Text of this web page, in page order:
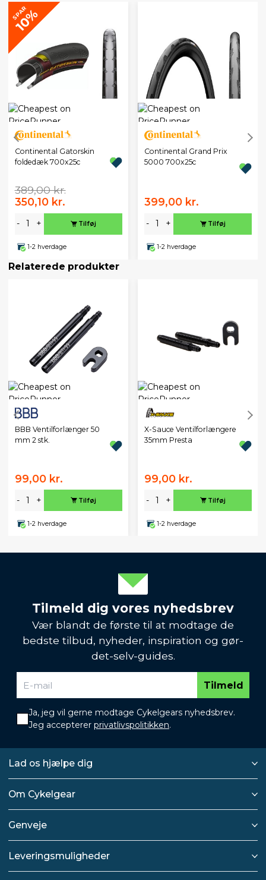
SPAR
10%
Continental Gatorskin
foldedæk 700x25c
389,00 kr.
350,10 kr.
- + Tilføj
1-2 hverdage
Continental Grand Prix
5000 700x25c
399,00 kr.
- + Tilføj
1-2 hverdage
Relaterede produkter
BBB Ventilforlænger 50
mm 2 stk.
99,00 kr.
- + Tilføj
1-2 hverdage
X-Sauce Ventilforlængere
35mm Presta
99,00 kr.
- + Tilføj
1-2 hverdage
Tilmeld dig vores nyhedsbrev
Vær blandt de første til at modtage de
bedste tilbud, nyheder, inspiration og gør-
det-selv-guides.
Tilmeld
Ja, jeg vil gerne modtage Cykelgears nyhedsbrev.
Jeg accepterer privatlivspolitikken.
Lad os hjælpe dig
Om Cykelgear
Genveje
Leveringsmuligheder